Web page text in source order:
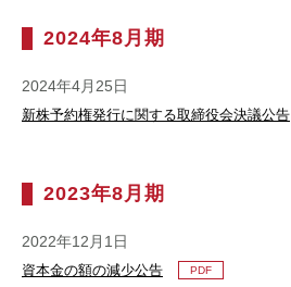
2024年8月期
2024年4月25日
新株予約権発行に関する取締役会決議公告
2023年8月期
2022年12月1日
資本金の額の減少公告 PDF